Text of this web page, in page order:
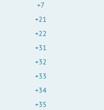
+7
+21
+22
+31
+32
+33
+34
+35